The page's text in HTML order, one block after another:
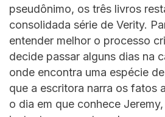
pseudônimo, os três livros
consolidada série de Verity.
entender melhor o processo
decide passar alguns dias na
onde encontra uma espécie
que a escritora narra os fatos
o dia em que conhece